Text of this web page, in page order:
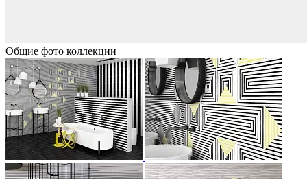
Общие фото коллекции